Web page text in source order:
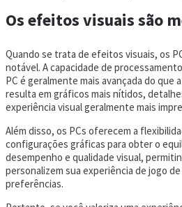
Os efeitos visuais são
Quando se trata de efeitos visuais, os
notável. A capacidade de
PC é geralmente mais avançada do que
resulta em gráficos mais nítidos,
experiência visual geralmente mais
Além disso, os PCs oferecem a
configurações gráficas para obter o
desempenho e qualidade visual,
personalizem sua experiência de jogo
preferências.